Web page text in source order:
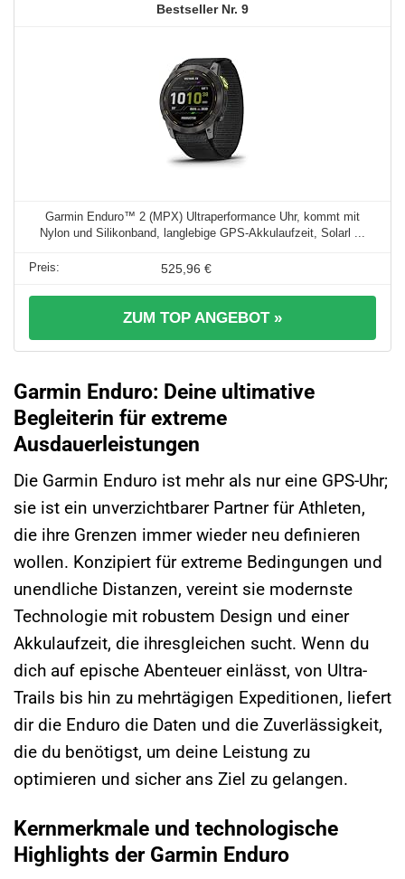
9
Garmin Enduro™ 2 (MPX) Ultraperformance Uhr, kommt mit
Nylon und Silikonband, langlebige GPS-Akkulaufzeit, Solarl ...
525,96 €
ZUM TOP ANGEBOT »
Garmin Enduro: Deine ultimative
Begleiterin für extreme
Ausdauerleistungen
Die Garmin Enduro ist mehr als nur eine GPS-Uhr;
sie ist ein unverzichtbarer Partner für Athleten,
die ihre Grenzen immer wieder neu definieren
wollen. Konzipiert für extreme Bedingungen und
unendliche Distanzen, vereint sie modernste
Technologie mit robustem Design und einer
Akkulaufzeit, die ihresgleichen sucht. Wenn du
dich auf epische Abenteuer einlässt, von Ultra-
Trails bis hin zu mehrtägigen Expeditionen, liefert
dir die Enduro die Daten und die Zuverlässigkeit,
die du benötigst, um deine Leistung zu
optimieren und sicher ans Ziel zu gelangen.
Kernmerkmale und technologische
Highlights der Garmin Enduro